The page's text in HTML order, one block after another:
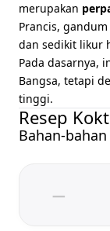
merupakan
Prancis,
dan sedikit likur
Pada dasarnya,
Bangsa, tetapi
tinggi.
Resep
Bahan-bahan
−